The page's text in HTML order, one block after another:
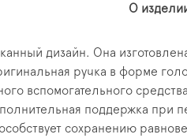
О
дизайн. Она
ручка в форме
вспомогательного
поддержка при
сохранению